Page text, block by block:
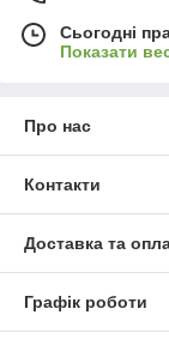
Сьогодні
Показати
Про нас
Контакти
Доставка та
Графік роботи